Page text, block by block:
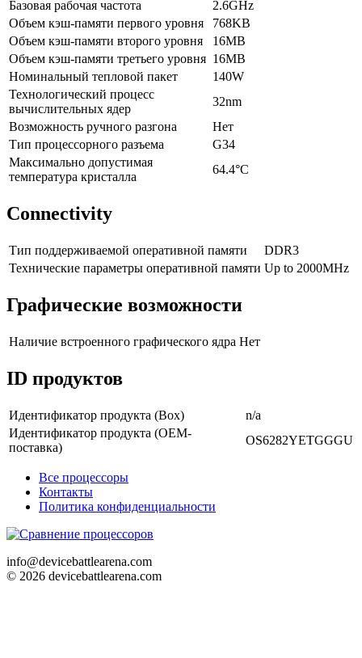
Базовая рабочая частота
2.6GHz
Объем кэш-памяти первого уровня
768KB
Объем кэш-памяти второго уровня
16MB
Объем кэш-памяти третьего уровня 16MB
Номинальный тепловой пакет
140W
Технологический процесс
вычислительных ядер
32nm
Возможность ручного разгона
Нет
Тип процессорного разъема
G34
Максимально допустимая
температура кристалла
64.4°C
Connectivity
Тип поддерживаемой оперативной памяти
DDR3
Технические параметры оперативной памяти Up to 2000MHz
Графические возможности
Наличие встроенного графического ядра Нет
ID продуктов
Идентификатор продукта (Box)
n/a
Идентификатор продукта (OEM-
поставка)
OS6282YETGGGU
Все процессоры
Контакты
Политика конфиденциальности
info@devicebattlearena.com
© 2026 devicebattlearena.com